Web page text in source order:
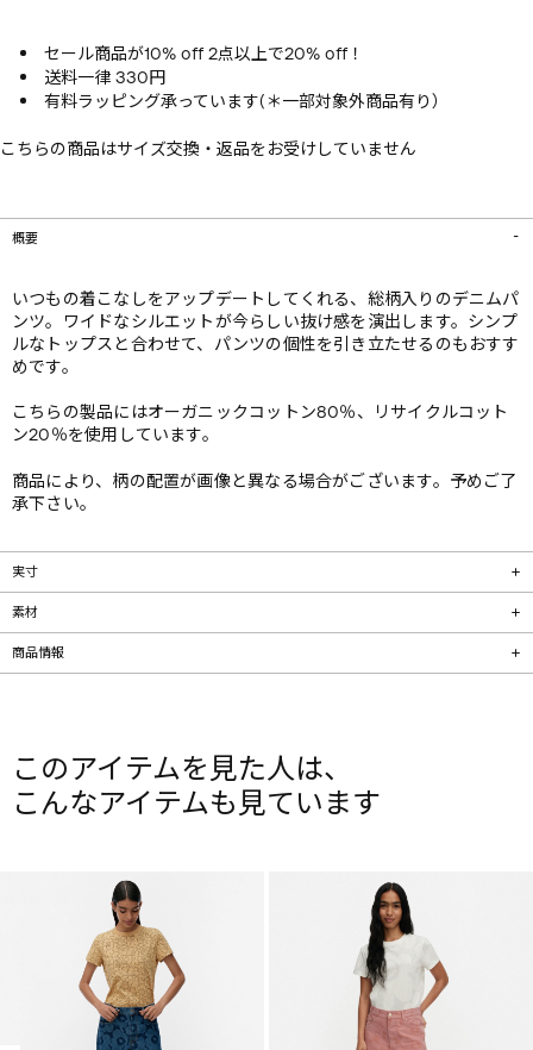
セール商品が10% off 2点以上で20% off！
送料一律 330円
有料ラッピング承っています(＊一部対象外商品有り）
こちらの商品はサイズ交換・返品をお受けしていません
概要
いつもの着こなしをアップデートしてくれる、総柄入りのデニムパ
ンツ。ワイドなシルエットが今らしい抜け感を演出します。シンプ
ルなトップスと合わせて、パンツの個性を引き立たせるのもおすす
めです。
こちらの製品にはオーガニックコットン80％、リサイクルコット
ン20％を使用しています。
商品により、柄の配置が画像と異なる場合がございます。予めご了
承下さい。
実寸
素材
商品情報
このアイテムを見た人は、
こんなアイテムも見ています